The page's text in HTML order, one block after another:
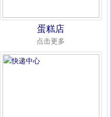
蛋糕店
点击更多